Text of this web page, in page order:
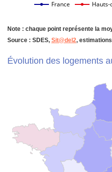
France Hauts-
Note : chaque point représente la
Source : SDES, Sit@del2,
Évolution des logements